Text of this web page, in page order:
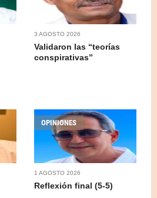
3 AGOSTO 2026
Validaron las “teorías
conspirativas”
OPINIONES
1 AGOSTO 2026
Reflexión final (5-5)